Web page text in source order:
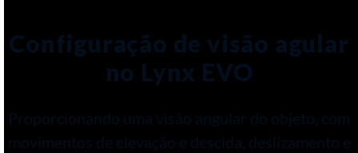
Configuração de visão agular
no Lynx EVO
Proporcionando uma visão angular do objeto, com
movimentos de elevação e descida, deslizamento e